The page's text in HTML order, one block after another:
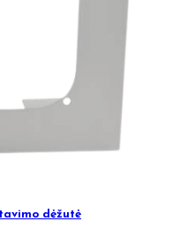
dėžutė